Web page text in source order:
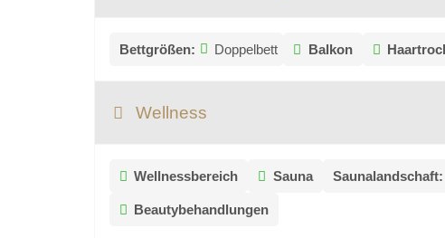
Bettgrößen: Doppelbett Balkon
Wellness
Wellnessbereich Sauna Saunalandschaft:
Beautybehandlungen